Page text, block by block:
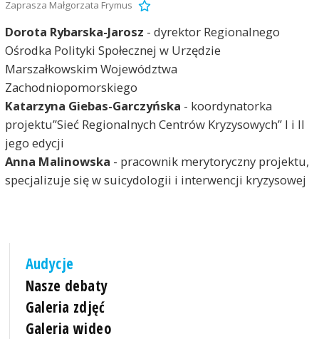
Zaprasza Małgorzata Frymus
Dorota Rybarska-Jarosz - dyrektor Regionalnego
Ośrodka Polityki Społecznej w Urzędzie
Marszałkowskim Województwa
Zachodniopomorskiego
Katarzyna Giebas-Garczyńska - koordynatorka
projektu”Sieć Regionalnych Centrów Kryzysowych” I i II
jego edycji
Anna Malinowska - pracownik merytoryczny projektu,
specjalizuje się w suicydologii i interwencji kryzysowej
Audycje
Nasze debaty
Galeria zdjęć
Galeria wideo